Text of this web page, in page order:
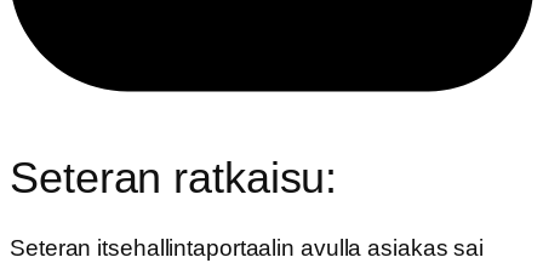
Seteran ratkaisu:
Seteran itsehallintaportaalin avulla asiakas sai